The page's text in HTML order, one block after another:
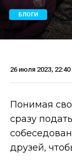
БЛОГИ
26 июля 2023, 22:40
Понимая
сразу
друзей,